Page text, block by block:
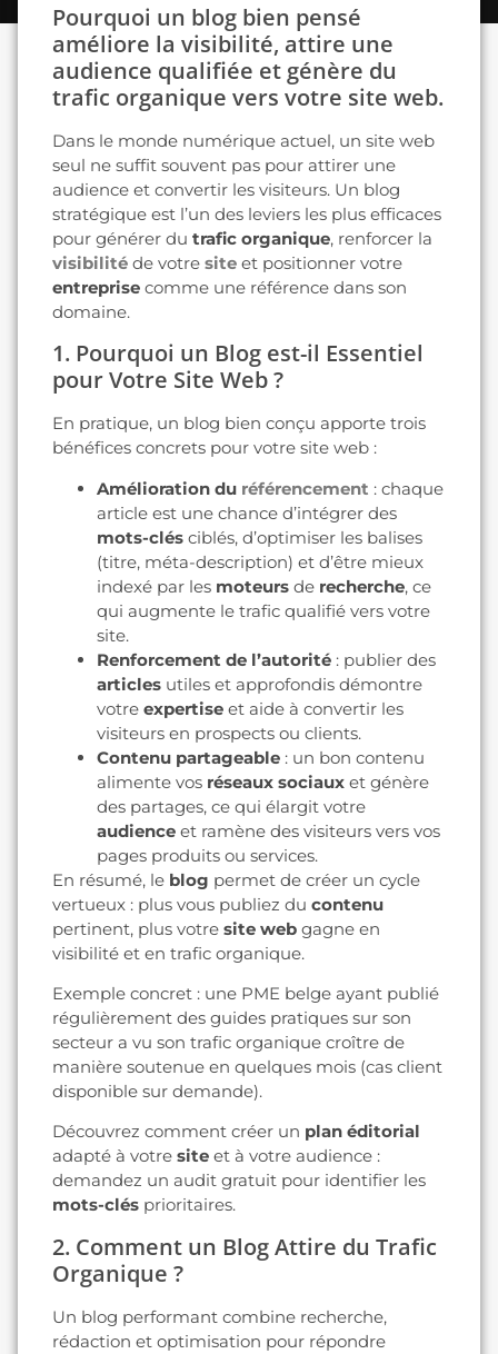
Pourquoi un blog bien pensé
améliore la visibilité, attire une
audience qualifiée et génère du
trafic organique vers votre site web.
Dans le monde numérique actuel, un site web
seul ne suffit souvent pas pour attirer une
audience et convertir les visiteurs. Un blog
stratégique est l’un des leviers les plus efficaces
pour générer du trafic organique, renforcer la
visibilité de votre site et positionner votre
entreprise comme une référence dans son
domaine.
1. Pourquoi un Blog est-il Essentiel
pour Votre Site Web ?
En pratique, un blog bien conçu apporte trois
bénéfices concrets pour votre site web :
Amélioration du référencement : chaque
article est une chance d’intégrer des
mots-clés ciblés, d’optimiser les balises
(titre, méta-description) et d’être mieux
indexé par les moteurs de recherche, ce
qui augmente le trafic qualifié vers votre
site.
Renforcement de l’autorité : publier des
articles utiles et approfondis démontre
votre expertise et aide à convertir les
visiteurs en prospects ou clients.
Contenu partageable : un bon contenu
alimente vos réseaux sociaux et génère
des partages, ce qui élargit votre
audience et ramène des visiteurs vers vos
pages produits ou services.
En résumé, le blog permet de créer un cycle
vertueux : plus vous publiez du contenu
pertinent, plus votre site web gagne en
visibilité et en trafic organique.
Exemple concret : une PME belge ayant publié
régulièrement des guides pratiques sur son
secteur a vu son trafic organique croître de
manière soutenue en quelques mois (cas client
disponible sur demande).
Découvrez comment créer un plan éditorial
adapté à votre site et à votre audience :
demandez un audit gratuit pour identifier les
mots-clés prioritaires.
2. Comment un Blog Attire du Trafic
Organique ?
Un blog performant combine recherche,
rédaction et optimisation pour répondre